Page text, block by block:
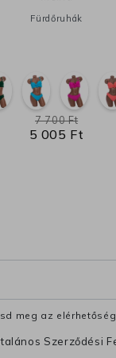
Fürdőruhák
5 005 Ft
7 700 Ft
meg az
Szerződési